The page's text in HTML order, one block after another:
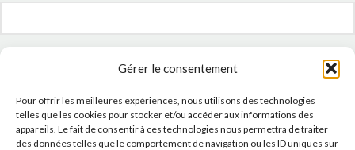
Gérer le consentement
Pour offrir les meilleures expériences, nous utilisons des technologies
telles que les cookies pour stocker et/ou accéder aux informations des
appareils. Le fait de consentir à ces technologies nous permettra de traiter
des données telles que le comportement de navigation ou les ID uniques sur